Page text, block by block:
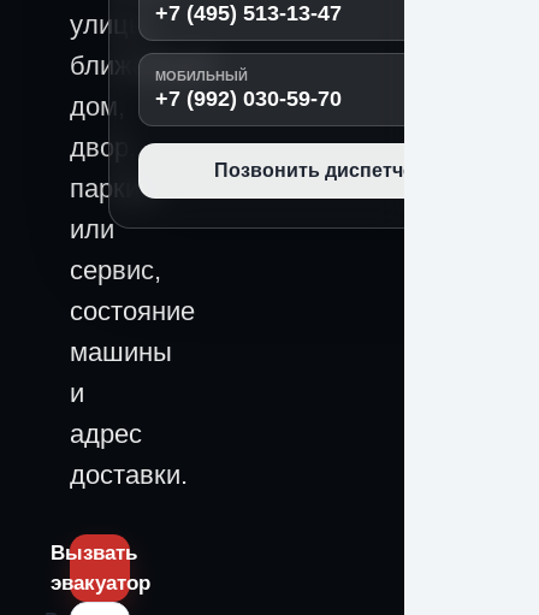
улицы,
ближайший
дом,
двор,
паркинг
или
сервис,
состояние
машины
и
адрес
доставки.
Вызвать
эвакуатор
+7 (495) 513-13-47
МОБИЛЬНЫЙ
+7 (992) 030-59-70
Позвонить диспетчеру